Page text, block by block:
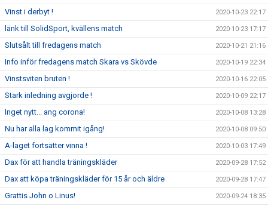
Vinst i derbyt ! 2020-10-23 22:17
länk till SolidSport, kvällens match 2020-10-23 17:17
Slutsålt till fredagens match 2020-10-21 21:16
Info inför fredagens match Skara vs Skövde 2020-10-19 22:34
Vinstsviten bruten ! 2020-10-16 22:05
Stark inledning avgjorde ! 2020-10-09 22:17
Inget nytt... ang corona! 2020-10-08 13:28
Nu har alla lag kommit igång! 2020-10-08 09:50
A-laget fortsätter vinna ! 2020-10-03 17:49
Dax för att handla träningskläder 2020-09-28 17:52
Dax att köpa träningskläder för 15 år och äldre 2020-09-28 17:47
Grattis John o Linus! 2020-09-24 18:35